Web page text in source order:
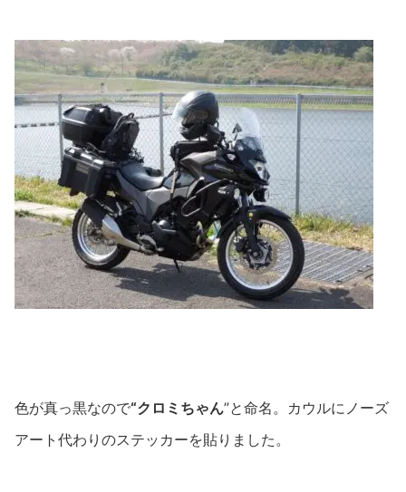
色が真っ黒なので“クロミちゃん”と命名。カウルにノーズ
アート代わりのステッカーを貼りました。